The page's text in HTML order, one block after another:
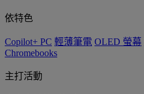
依特色
Copilot+ PC 輕薄筆電 OLED 螢幕
Chromebooks
主打活動